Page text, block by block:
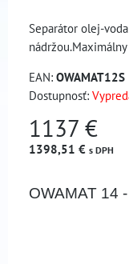
Separátor olej-
EAN: OWAMAT12S
Dostupnosť:
1137 €
1398,51 € s DPH
OWAMAT 14